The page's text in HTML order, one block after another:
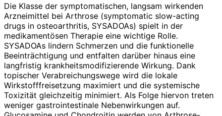
Die Klasse der symptomatischen, langsam wirkenden
Arzneimittel bei Arthrose (symptomatic slow-acting
drugs in osteoarthritis, SYSADOAs) spielt in der
medikamentösen Therapie eine wichtige Rolle.
SYSADOAs lindern Schmerzen und die funktionelle
Beeinträchtigung und entfalten darüber hinaus eine
langfristig krankheitsmodifizierende Wirkung. Dank
topischer Verabreichungswege wird die lokale
Wirkstofffreisetzung maximiert und die systemische
Toxizität gleichzeitig minimiert. Als Folge hiervon treten
weniger gastrointestinale Nebenwirkungen auf.